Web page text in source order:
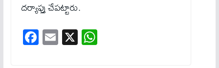
దర్యాప్తు చేపట్టారు.
Fa
ce
E
m
X W
ha